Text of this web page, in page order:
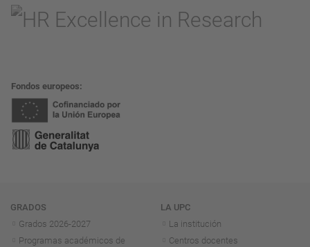
Fondos europeos
Navegación
GRADOS
Grados 2026-2027
Programas académicos de
LA UPC
La institución
Centros docentes